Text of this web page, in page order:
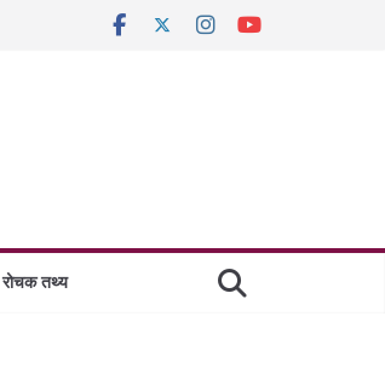
रोचक तथ्य